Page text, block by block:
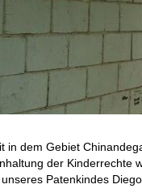
in dem Gebiet
der Kinderrechte
Patenkindes